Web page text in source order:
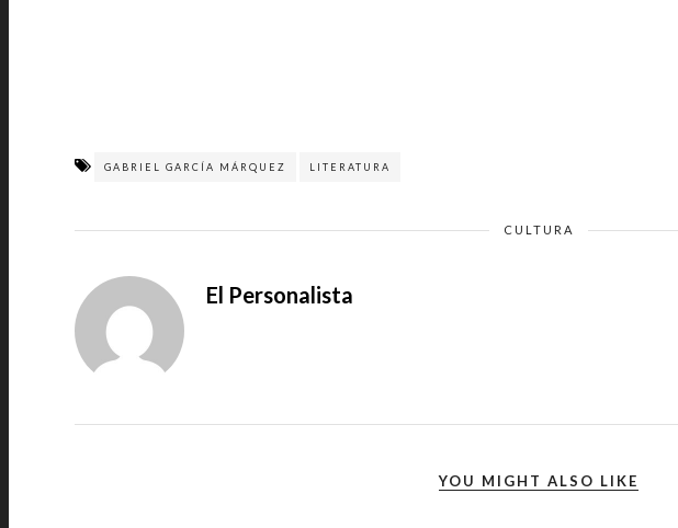
GABRIEL GARCÍA MÁRQUEZ LITERATURA
CULTURA
El Personalista
YOU MIGHT ALSO LIKE